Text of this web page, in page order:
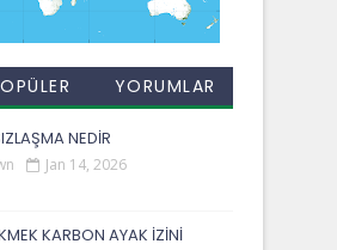
YORUMLAR
NEDİR
Jan 14, 2026
KARBON AYAK İZİNİ